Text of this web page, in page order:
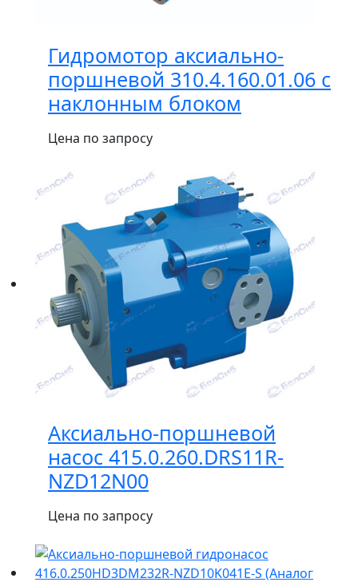
Гидромотор аксиально-
поршневой 310.4.160.01.06 с
наклонным блоком
Цена по запросу
Аксиально-поршневой
насос 415.0.260.DRS11R-
NZD12N00
Цена по запросу